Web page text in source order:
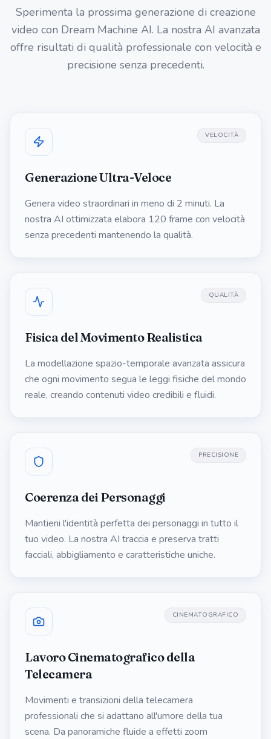
Sperimenta la prossima generazione di creazione
video con Dream Machine AI. La nostra AI avanzata
offre risultati di qualità professionale con velocità e
precisione senza precedenti.
VELOCITÀ
Generazione Ultra-Veloce
Genera video straordinari in meno di 2 minuti. La
nostra AI ottimizzata elabora 120 frame con velocità
senza precedenti mantenendo la qualità.
QUALITÀ
Fisica del Movimento Realistica
La modellazione spazio-temporale avanzata assicura
che ogni movimento segua le leggi fisiche del mondo
reale, creando contenuti video credibili e fluidi.
PRECISIONE
Coerenza dei Personaggi
Mantieni l'identità perfetta dei personaggi in tutto il
tuo video. La nostra AI traccia e preserva tratti
facciali, abbigliamento e caratteristiche uniche.
CINEMATOGRAFICO
Lavoro Cinematografico della
Telecamera
Movimenti e transizioni della telecamera
professionali che si adattano all'umore della tua
scena. Da panoramiche fluide a effetti zoom